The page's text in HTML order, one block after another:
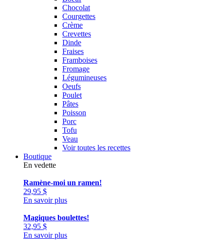
Chocolat
Courgettes
Crème
Crevettes
Dinde
Fraises
Framboises
Fromage
Légumineuses
Oeufs
Poulet
Pâtes
Poisson
Porc
Tofu
Veau
Voir toutes les recettes
Boutique
En vedette
Ramène-moi un ramen!
29,95 $
En savoir plus
Magiques boulettes!
32,95 $
En savoir plus